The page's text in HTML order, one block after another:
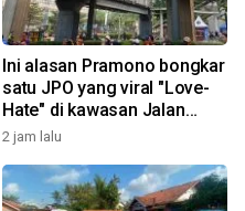
Ini alasan Pramono bongkar
satu JPO yang viral "Love-
Hate" di kawasan Jalan
Rasuna Said
2 jam lalu